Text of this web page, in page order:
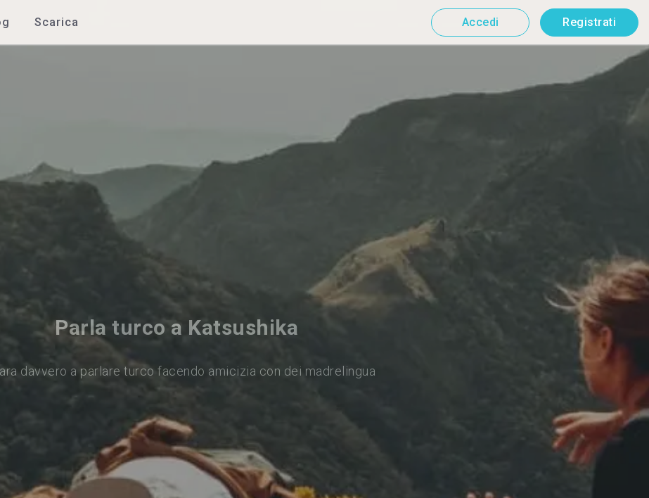
Scarica Accedi Registrati
Parla turco a Katsushika
davvero a parlare turco facendo amicizia con dei madrelingua